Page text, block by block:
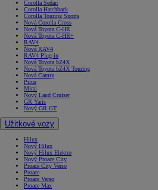
Corolla Sedan
Corolla Hatchback
Corolla Touring Sports
Nová Corolla Cross
Nová Toyota C-HR
Nová Toyota C-HR+
RAV4
Nová RAV4
RAV4 Plug-in
Nová Toyota bZ4X
Nová Toyota bZ4X Touring
Nová Camry
Prius
Mirai
Nový Land Cruiser
GR Yaris
Nový GR GT
Užitkové vozy
Hilux
Nový Hilux
Nový Hilux Elektro
Nový Proace City
Proace City Verso
Proace
Proace Verso
Proace Max